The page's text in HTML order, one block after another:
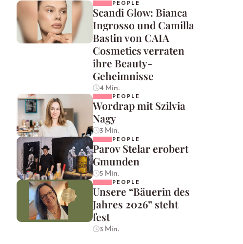
PEOPLE
Scandi Glow: Bianca
Ingrosso und Camilla
Bastin von CAIA
Cosmetics verraten
ihre Beauty-
Geheimnisse
4 Min.
PEOPLE
Wordrap mit Szilvia
Nagy
3 Min.
PEOPLE
Parov Stelar erobert
Gmunden
5 Min.
PEOPLE
Unsere “Bäuerin des
Jahres 2026” steht
fest
3 Min.